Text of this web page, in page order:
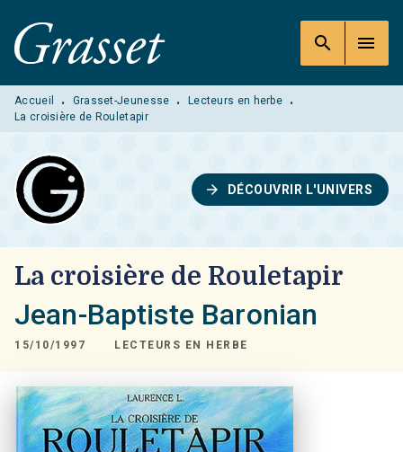
MENU RECHERCHE
PIED DE PAGE
search menu
Accueil • Grasset-Jeunesse • Lecteurs en herbe
•
La croisière de Rouletapir
arrow_forward DÉCOUVRIR L'UNIVERS
La croisière de Rouletapir
Jean-Baptiste Baronian
15/10/1997 LECTEURS EN HERBE